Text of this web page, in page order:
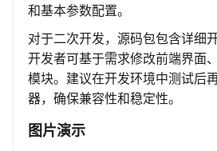
和基本参数配置。
对于二次开发，源码包包含详细
开发者可基于需求修改前端界面
模块。建议在开发环境中测试后
器，确保兼容性和稳定性。
图片演示